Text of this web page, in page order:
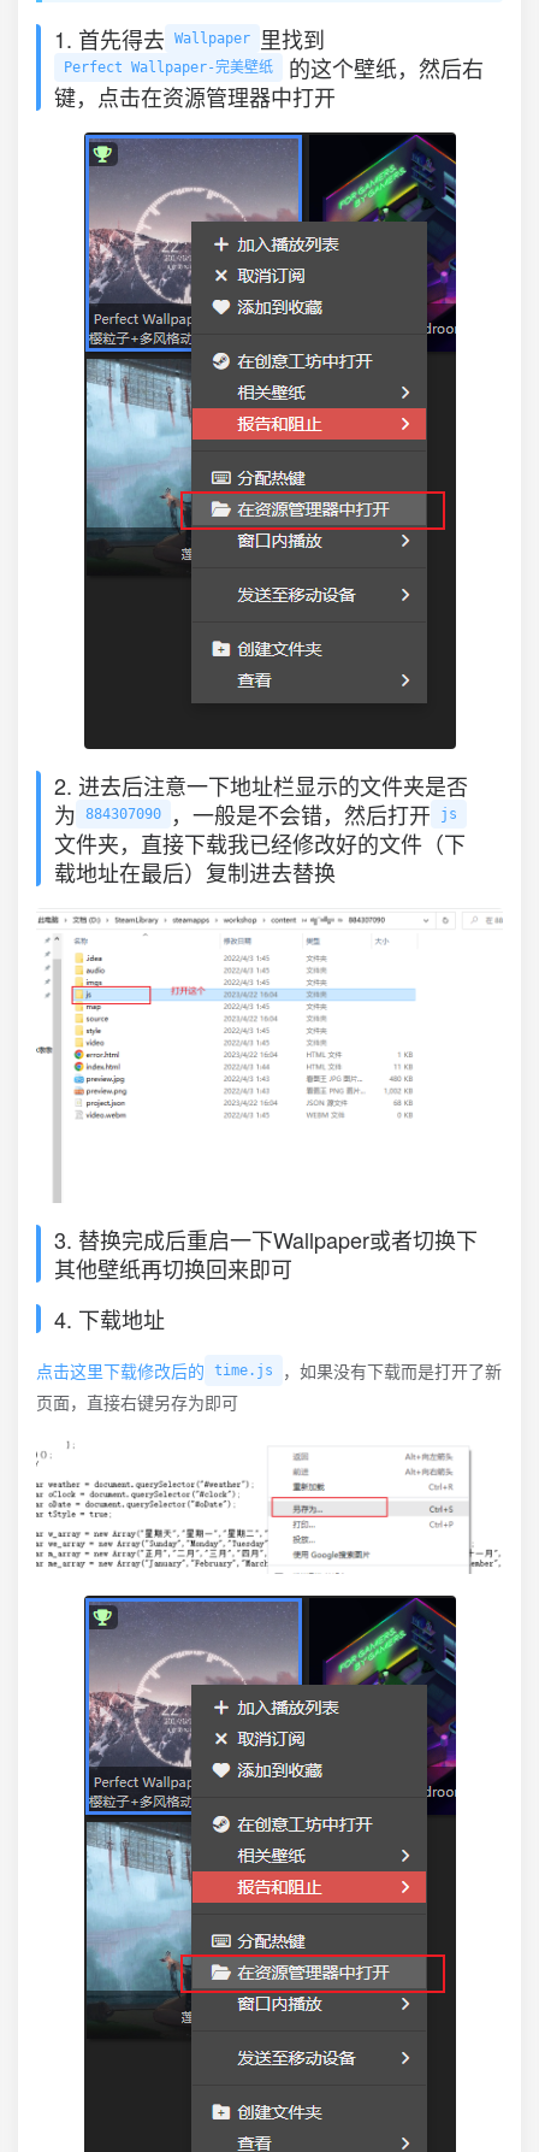
1. 首先得去 Wallpaper 里找到
Perfect Wallpaper-完美壁纸
的这个壁纸，然后右
键，点击在资源管理器中打开
2. 进去后注意一下地址栏显示的文件夹是否
为
884307090 ，一般是不会错，然后打开 js
文件夹，直接下载我已经修改好的文件（下
载地址在最后）复制进去替换
3. 替换完成后重启一下Wallpaper或者切换下
其他壁纸再切换回来即可
4. 下载地址
点击这里下载修改后的 time.js
，如果没有下载而是打开了新
页面，直接右键另存为即可